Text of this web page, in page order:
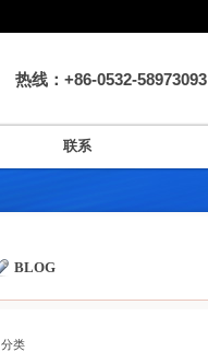
热线：+86-0532-58973093
联系
BLOG
分类